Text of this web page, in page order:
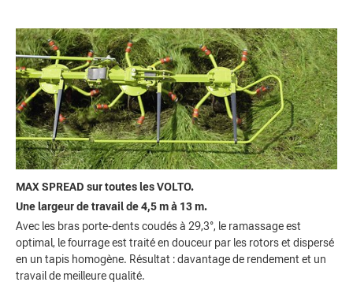
MAX SPREAD sur toutes les VOLTO.
Une largeur de travail de 4,5 m à 13 m.
Avec les bras porte-dents coudés à 29,3°, le ramassage est
optimal, le fourrage est traité en douceur par les rotors et dispersé
en un tapis homogène. Résultat : davantage de rendement et un
travail de meilleure qualité.